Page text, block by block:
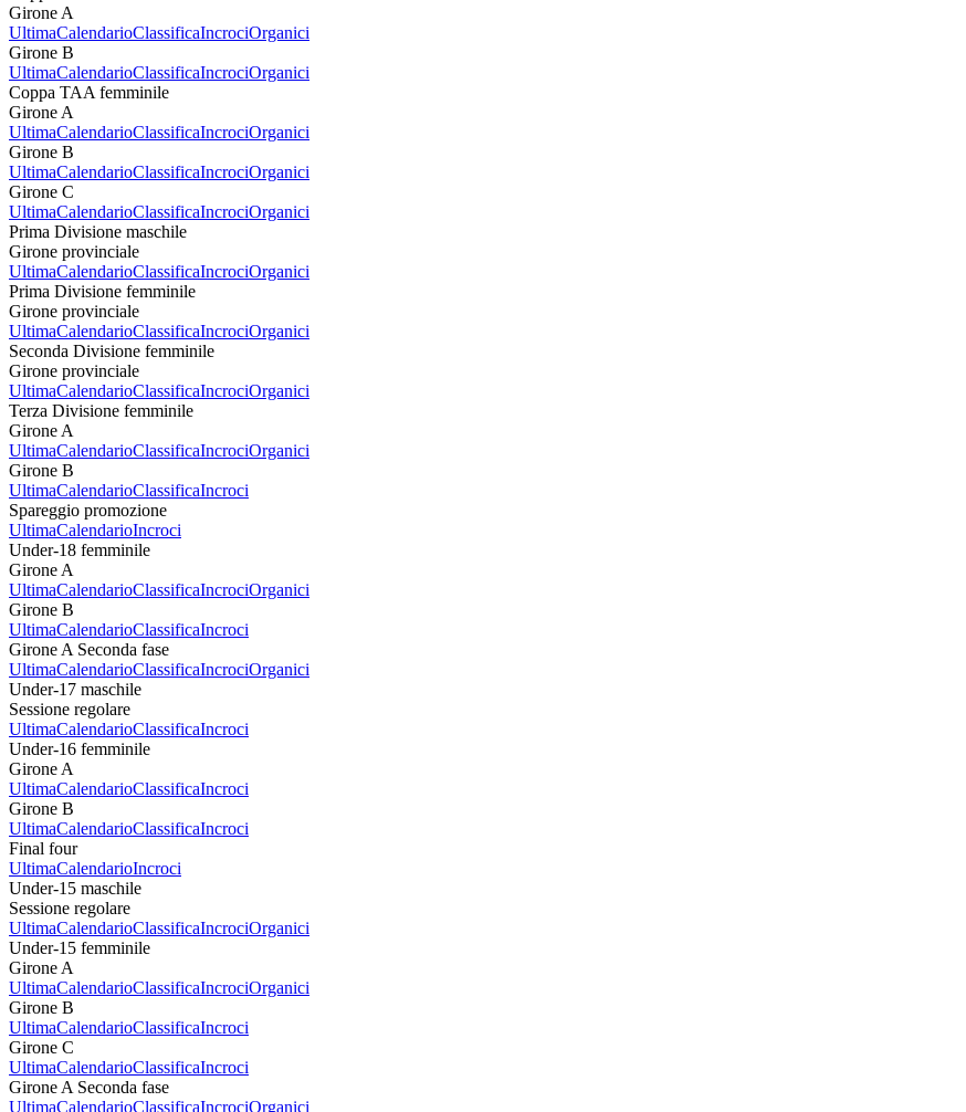
Girone A
UltimaCalendarioClassificaIncrociOrganici
Girone B
UltimaCalendarioClassificaIncrociOrganici
Coppa TAA femminile
Girone A
UltimaCalendarioClassificaIncrociOrganici
Girone B
UltimaCalendarioClassificaIncrociOrganici
Girone C
UltimaCalendarioClassificaIncrociOrganici
Prima Divisione maschile
Girone provinciale
UltimaCalendarioClassificaIncrociOrganici
Prima Divisione femminile
Girone provinciale
UltimaCalendarioClassificaIncrociOrganici
Seconda Divisione femminile
Girone provinciale
UltimaCalendarioClassificaIncrociOrganici
Terza Divisione femminile
Girone A
UltimaCalendarioClassificaIncrociOrganici
Girone B
UltimaCalendarioClassificaIncroci
Spareggio promozione
UltimaCalendarioIncroci
Under-18 femminile
Girone A
UltimaCalendarioClassificaIncrociOrganici
Girone B
UltimaCalendarioClassificaIncroci
Girone A Seconda fase
UltimaCalendarioClassificaIncrociOrganici
Under-17 maschile
Sessione regolare
UltimaCalendarioClassificaIncroci
Under-16 femminile
Girone A
UltimaCalendarioClassificaIncroci
Girone B
UltimaCalendarioClassificaIncroci
Final four
UltimaCalendarioIncroci
Under-15 maschile
Sessione regolare
UltimaCalendarioClassificaIncrociOrganici
Under-15 femminile
Girone A
UltimaCalendarioClassificaIncrociOrganici
Girone B
UltimaCalendarioClassificaIncroci
Girone C
UltimaCalendarioClassificaIncroci
Girone A Seconda fase
UltimaCalendarioClassificaIncrociOrganici